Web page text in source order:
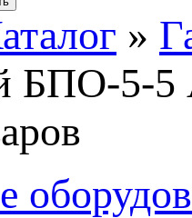
»
БПО-5-5